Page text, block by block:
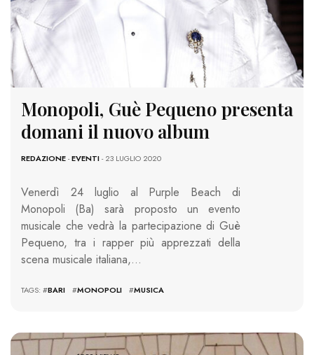
Monopoli, Guè Pequeno presenta
domani il nuovo album
REDAZIONE-EVENTI- 23 LUGLIO 2020
Venerdì 24 luglio al Purple Beach di
Monopoli (Ba) sarà proposto un evento
musicale che vedrà la partecipazione di Guè
Pequeno, tra i rapper più apprezzati della
scena musicale italiana,…
TAGS: #BARI #MONOPOLI #MUSICA